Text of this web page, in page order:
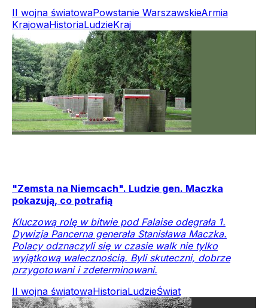
II wojna światowaPowstanie WarszawskieArmia
KrajowaHistoriaLudzieKraj
"Zemsta na Niemcach". Ludzie gen. Maczka
pokazują, co potrafią
Kluczową rolę w bitwie pod Falaise odegrała 1.
Dywizja Pancerna generała Stanisława Maczka.
Polacy odznaczyli się w czasie walk nie tylko
wyjątkową walecznością. Byli skuteczni, dobrze
przygotowani i zdeterminowani.
II wojna światowaHistoriaLudzieŚwiat